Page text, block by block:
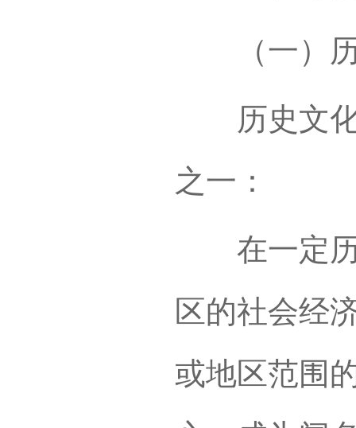
（一）历
历史文化
之一：
在一定历
区的社会经
或地区范围